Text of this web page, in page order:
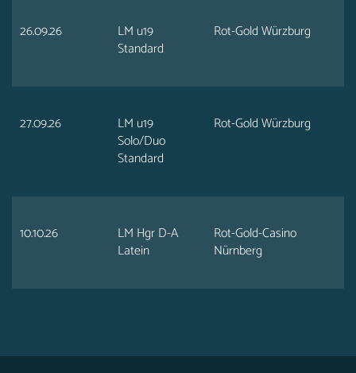
26.09.26
LM u19
Standard
Rot-Gold Würzburg
27.09.26
LM u19
Solo/Duo
Standard
Rot-Gold Würzburg
10.10.26
LM Hgr D-A
Latein
Rot-Gold-Casino
Nürnberg